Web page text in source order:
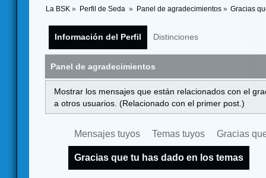
La BSK » Perfil de Seda » Panel de agradecimientos» Gracias
Información del Perfil Distinciones
Panel de agradecimientos
Mostrar los mensajes que están relacionados con el
a otros usuarios. (Relacionado con el primer post.)
Mensajes tuyos Temas tuyos Gracias
Gracias que tu has dado en los temas